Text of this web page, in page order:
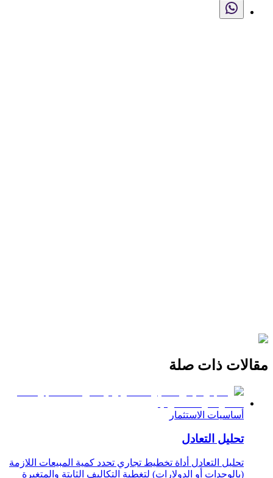
مقالات ذات صلة
أساسيات الاستثمار
تحليل التعادل
تحليل التعادل أداة تخطيط تجاري تحدد كمية المبيعات اللازمة
(بالوحدات أو الدولارات) لتغطية التكاليف الثابتة والمتغيرة